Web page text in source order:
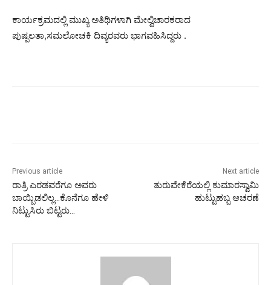
ಕಾರ್ಯಕ್ರಮದಲ್ಲಿ ಮುಖ್ಯ ಅತಿಥಿಗಳಾಗಿ ಮೇಲ್ವಿಚಾರಕರಾದ
ಪುಷ್ಪಲತಾ,ಸಮಲೋಚಕಿ ದಿವ್ಯರವರು ಭಾಗವಹಿಸಿದ್ದರು .
Previous article
ರಾತ್ರಿ ಎರಡವರೆಗೂ ಅವರು
ಬಾಯ್ಬಿಡಲಿಲ್ಲ…‌ಕೊನೆಗೂ ಹೇಳಿ
ನಿಟ್ಟುಸಿರು ಬಿಟ್ಟರು…
Next article
ತುರುವೇಕೆರೆಯಲ್ಲಿ ಕುಮಾರಸ್ವಾಮಿ‌
ಹುಟ್ಟುಹಬ್ಬ ಆಚರಣೆ